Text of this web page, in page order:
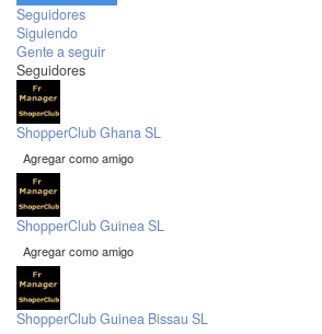
Seguidores
Siguiendo
Gente a seguir
Seguidores
ShopperClub Ghana SL
Agregar como amigo
ShopperClub Guinea SL
Agregar como amigo
ShopperClub Guinea Bissau SL